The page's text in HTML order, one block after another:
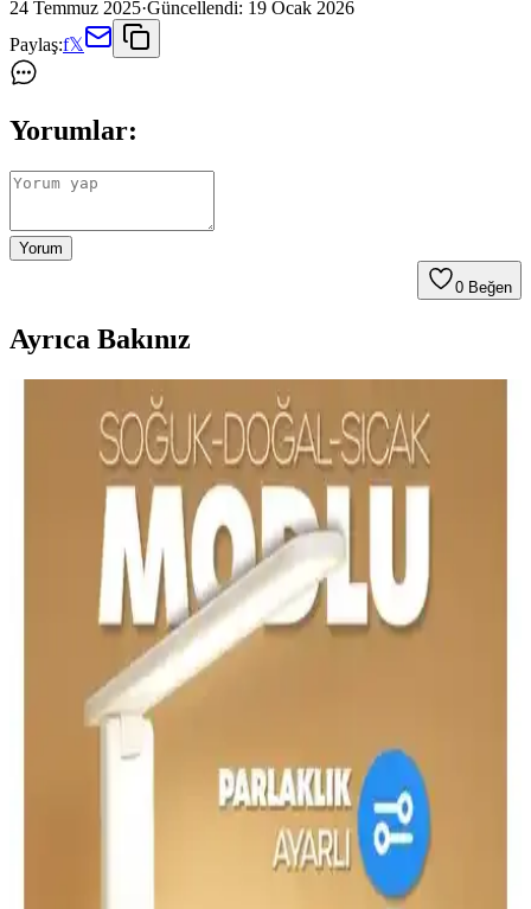
24 Temmuz 2025·Güncellendi: 19 Ocak 2026
Paylaş:f𝕏
Yorumlar:
Yorum
0 Beğen
Ayrıca Bakınız
Sıcak Renk Tonlu ve Dolaylı Aydınlatmalı Masa
Lambası Seçimi İçin Kapsamlı Rehber
Sıcak renk tonu ve dolaylı aydınlatma sunan masa lambaları, göz
yorgunluğunu azaltır ve çalışma alanını homojen aydınlatır. Ampul
özellikleri ve tasarım, verimliliği artırır.
Yatak Odası ve Masa Lambası Abajur
Karşılaştırması: Malzeme, Tasarım ve Kullanıcı
Yorumları
İki farklı yatak odası abajuru ve masa lambası modelinin malzeme,
boyut, kullanım alanı ve kullanıcı geri bildirimleri detaylı şekilde
analiz edilerek, en uygun seçim için rehberlik sağlar.
Cata CT-8435 Oslo Şarjlı Masa Lambası: Üç Renk
Cata CT-8435 Oslo Şarjlı Masa Lambası, bronz tonlu demir gövde
ile şık bir masaüstü aydınlatması sunar. Üç renk modu
(3200K/4000K/6400K) ve dokunmalı üç kademeli karartma ile
esnek ışık ayarı sağlar; dahili 1800 mAh pil, USB çıkışı ve 100 cm